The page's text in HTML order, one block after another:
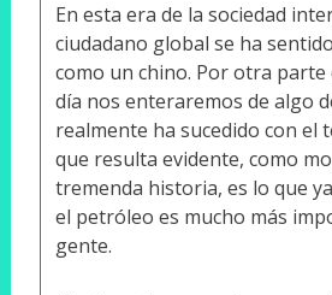
En esta era de la sociedad
ciudadano global se ha
como un chino. Por otra parte
día nos enteraremos de algo
realmente ha sucedido con el
que resulta evidente, como
tremenda historia, es lo que
el petróleo es mucho más
gente.